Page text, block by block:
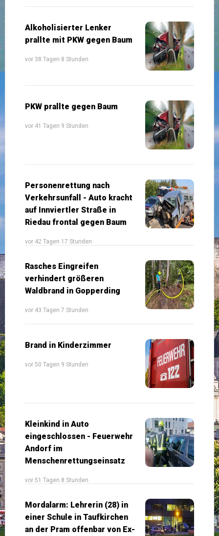
Alkoholisierter Lenker
prallte mit PKW gegen Baum
vor 38 Tagen 8 Stunden
PKW prallte gegen Baum
vor 41 Tagen 9 Stunden
Personenrettung nach
Verkehrsunfall - Auto kracht
auf Innviertler Straße in
Riedau frontal gegen Baum
vor 42 Tagen 17 Stunden
Rasches Eingreifen
verhindert größeren
Waldbrand in Gopperding
vor 43 Tagen 7 Stunden
Brand in Kinderzimmer
vor 50 Tagen 9 Stunden
Kleinkind in Auto
eingeschlossen - Feuerwehr
Andorf im
Menschenrettungseinsatz
vor 51 Tagen 8 Stunden
Mordalarm: Lehrerin (28) in
einer Schule in Taufkirchen
an der Pram offenbar von Ex-